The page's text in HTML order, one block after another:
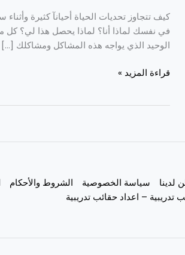
كيف تتجاوز تحديات الحياة أحيانآ كثيرة
في نفسك لماذا أنا؟ لماذا يحصل هذا لي؟ كل
الوحيد الذي يواجه هذه المشاكل ومشاكلك […]
قراءة المزيد »
لدينا سياسة الخصوصية الشروط والأحكام
تدريبية – اعداد حقائب تدريبية